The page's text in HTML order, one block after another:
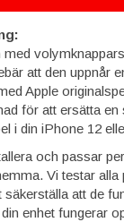
med
att den uppnår
Apple
för att ersätta en
i din iPhone 12
och passar
Vi testar alla
att de
enhet fungerar